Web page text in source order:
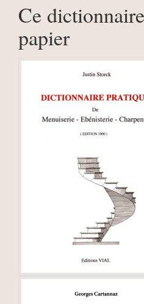
Ce
papier